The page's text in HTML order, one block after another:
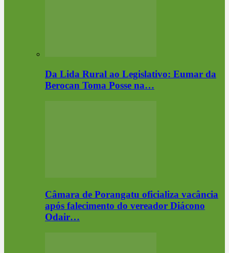
Da Lida Rural ao Legislativo: Eumar da
Berocan Toma Posse na…
Câmara de Porangatu oficializa vacância
após falecimento do vereador Diácono
Odair…